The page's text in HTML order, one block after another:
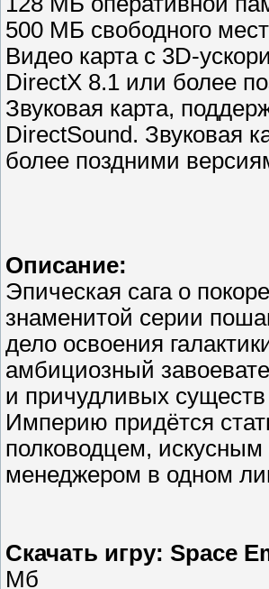
500 МБ свободного
Видео карта с 3D-
DirectX 8.1 или более
Звуковая карта,
DirectSound. Звуковая
более поздними
Описание:
Эпическая сага о
знаменитой серии
дело освоения
амбициозный
и причудливых существ
Империю придётся
полководцем,
менеджером в одном
Скачать игру: Space
Мб